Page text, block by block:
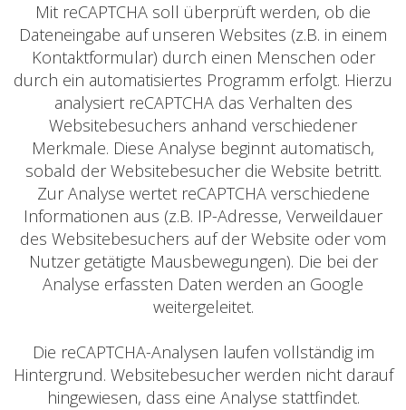
Mit reCAPTCHA soll überprüft werden, ob die
Dateneingabe auf unseren Websites (z.B. in einem
Kontaktformular) durch einen Menschen oder
durch ein automatisiertes Programm erfolgt. Hierzu
analysiert reCAPTCHA das Verhalten des
Websitebesuchers anhand verschiedener
Merkmale. Diese Analyse beginnt automatisch,
sobald der Websitebesucher die Website betritt.
Zur Analyse wertet reCAPTCHA verschiedene
Informationen aus (z.B. IP-Adresse, Verweildauer
des Websitebesuchers auf der Website oder vom
Nutzer getätigte Mausbewegungen). Die bei der
Analyse erfassten Daten werden an Google
weitergeleitet.
Die reCAPTCHA-Analysen laufen vollständig im
Hintergrund. Websitebesucher werden nicht darauf
hingewiesen, dass eine Analyse stattfindet.